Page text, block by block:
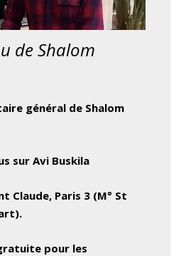
de Shalom
général de Shalom
sur Avi Buskila
Claude, Paris 3 (M° St
pour les